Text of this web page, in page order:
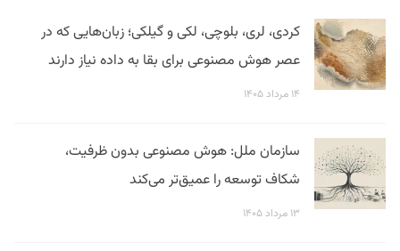
کردی، لری، بلوچی، لکی و گیلکی؛ زبان‌هایی که در
عصر هوش مصنوعی برای بقا به داده نیاز دارند
۱۴ مرداد ۱۴۰۵
سازمان ملل: هوش مصنوعی بدون ظرفیت،
شکاف توسعه را عمیق‌تر می‌کند
۱۳ مرداد ۱۴۰۵